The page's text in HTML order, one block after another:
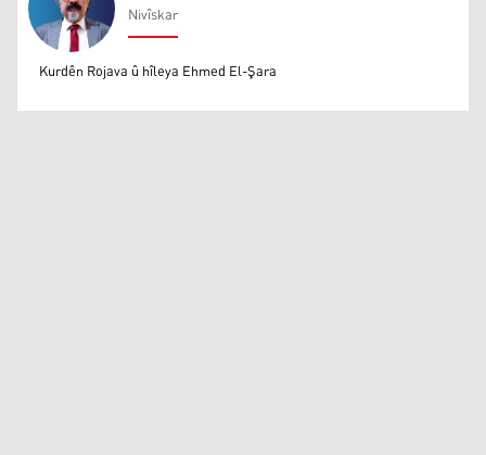
Mihemed Eli Destmalî
Nivîskar
Kurdên Rojava û hîleya Ehmed El-Şara